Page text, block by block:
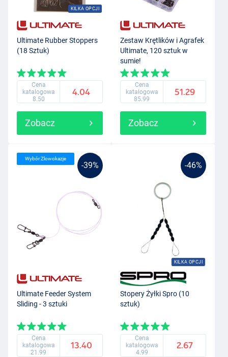
KILKA OPCJI
Ultimate Rubber Stoppers
(18 Sztuk)
Cena
katalogowa
8.50
4.04
Zobacz
Zestaw Krętlików i Agrafek
Ultimate, 120 sztuk w
sumie!
Cena
katalogowa
85.99
51.29
Zobacz
-39%
Wybór Zlowokazje
Ultimate Feeder System
Sliding - 3 sztuki
Cena
katalogowa
21.99
13.40
-46%
KILKA OPCJI
Stopery Żyłki Spro (10
sztuk)
Cena
katalogowa
4.99
2.67